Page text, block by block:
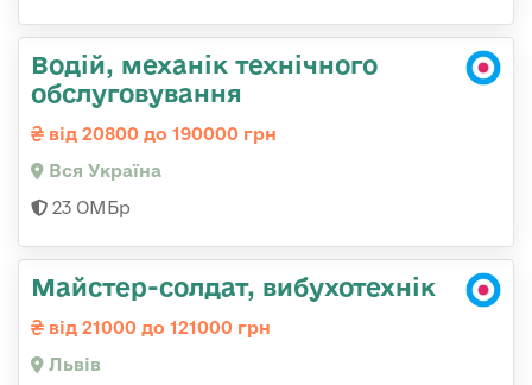
Водій, механік технічного
обслуговування
від 20800 до 190000 грн
Вся Україна
23 ОМБр
Майстер-солдат, вибухотехнік
від 21000 до 121000 грн
Львів